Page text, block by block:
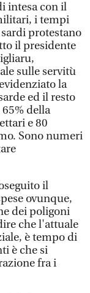
intesa con il
i tempi
protestano
il presidente
sulle servitù
la
ed il resto
della
e 80
Sono numeri
il
ovunque,
dei poligoni
che l'attuale
è tempo di
è che si
fra i